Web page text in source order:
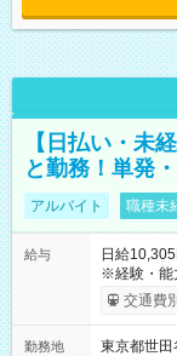
【日払い・未
と勤務！単発
アルバイト 職種未
給与
日給
※経験・能力
間】試用
交通費
勤務地
東京都世田